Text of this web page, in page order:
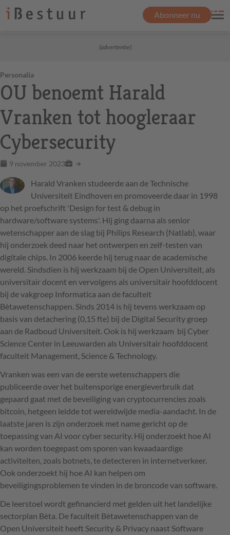
Abonneer nu
(advertentie)
Personalia
OU benoemt Harald
Vranken tot hoogleraar
Cybersecurity
9 november 2023
Harald Vranken studeerde aan de Technische
Universiteit Eindhoven en promoveerde daar in 1998
op het proefschrift 'Design for test & debug in
hardware/software systems'. Hij ging daarna als senior
wetenschapper aan de slag bij Philips Research (Natlab), waar
hij onderzoek deed naar het ontwerpen en zelf-testen van
digitale chips. In 2006 keerde hij terug naar de academische
wereld. Sindsdien is hij werkzaam bij de Open Universiteit, als
universitair docent en vervolgens als universitair hoofddocent
bij de vakgroep Informatica aan de faculteit
Bètawetenschappen. Sinds 2014 is hij tevens werkzaam op
basis van detachering (0,15 fte) bij de Digital Security groep
aan de Radboud Universiteit. Ook is hij werkzaam bij Cyber
Science Center in Leeuwarden als Universitair hoofddocent
faculteit Management, Science & Technology.
Vranken was een van de eerste wetenschappers die
publiceerde over het buitensporige energieverbruik dat
gepaard gaat met de beveiliging van cryptocurrencies zoals
bitcoin, hetgeen leidde tot wereldwijde media-aandacht. In de
laatste jaren is zijn onderzoek met name gericht op de
toepassing van AI voor cyber security. Hij onderzoekt hoe AI
kan worden toegepast om sporen van kwaadaardige
activiteiten, zoals botnets, te detecteren in internetverkeer.
Ook onderzoekt hij hoe AI kan helpen om
beveiligingsproblemen te vinden in de broncode van software.
De leerstoel wordt gefinancierd met gelden uit het landelijke
sectorplan Bèta. De faculteit Bètawetenschappen van de
Open Universiteit heeft Security & Privacy naast Software